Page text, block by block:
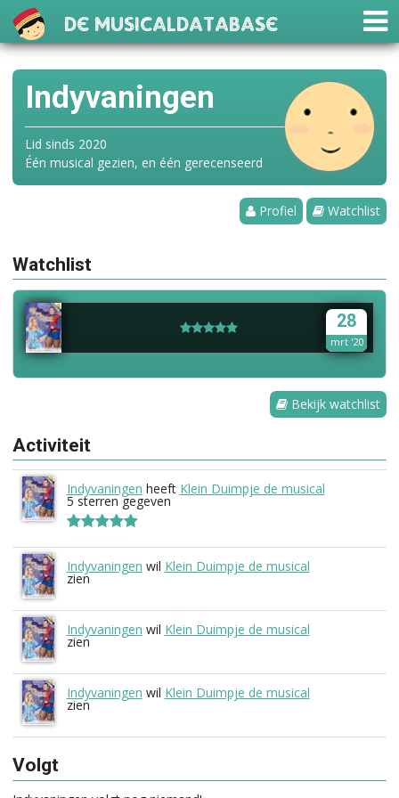
De Musicaldatabase
Indyvaningen
Lid sinds 2020
Één musical gezien, en één gerecenseerd
Profiel Watchlist
Watchlist
28
mrt '20
Bekijk watchlist
Activiteit
Indyvaningen heeft Klein Duimpje de musical
5 sterren gegeven
Indyvaningen wil Klein Duimpje de musical
zien
Indyvaningen wil Klein Duimpje de musical
zien
Indyvaningen wil Klein Duimpje de musical
zien
Volgt